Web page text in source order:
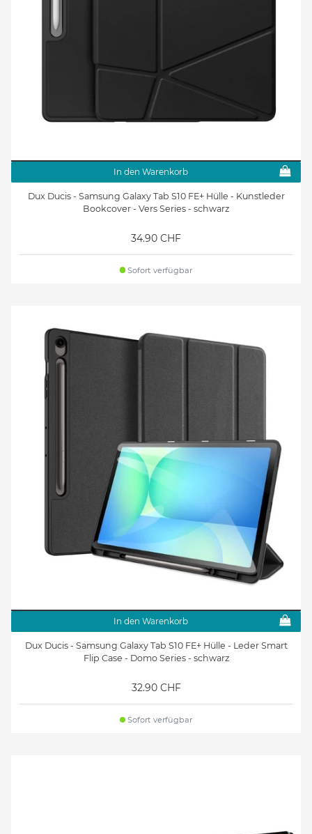
In den Warenkorb
Dux Ducis - Samsung Galaxy Tab S10 FE+ Hülle - Kunstleder
Bookcover - Vers Series - schwarz
34.90 CHF
Sofort verfügbar
In den Warenkorb
Dux Ducis - Samsung Galaxy Tab S10 FE+ Hülle - Leder Smart
Flip Case - Domo Series - schwarz
32.90 CHF
Sofort verfügbar